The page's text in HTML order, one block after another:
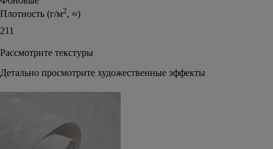
Плотность (г/м2, ≈)
211
Рассмотрите текстуры
Детально просмотрите художественные эффекты